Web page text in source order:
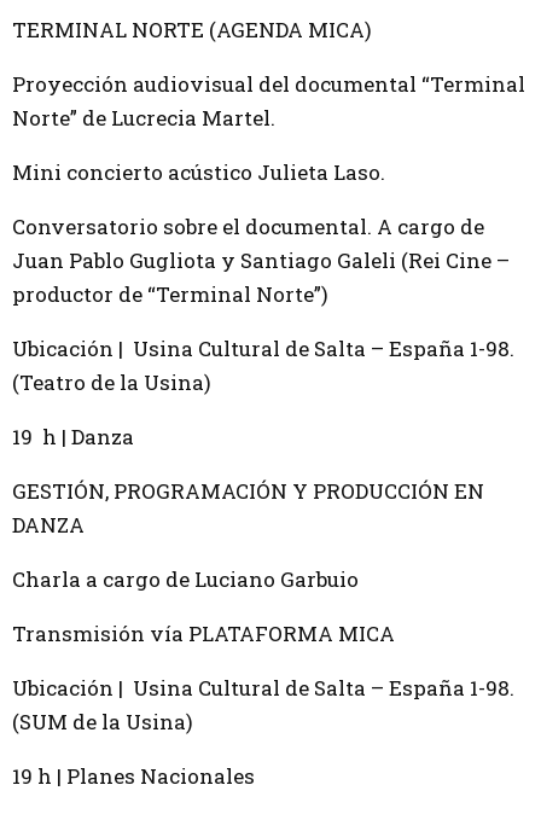
TERMINAL NORTE (AGENDA MICA)
Proyección audiovisual del documental “Terminal
Norte” de Lucrecia Martel.
Mini concierto acústico Julieta Laso.
Conversatorio sobre el documental. A cargo de
Juan Pablo Gugliota y Santiago Galeli (Rei Cine –
productor de “Terminal Norte”)
Ubicación | Usina Cultural de Salta – España 1-98.
(Teatro de la Usina)
19 h | Danza
GESTIÓN, PROGRAMACIÓN Y PRODUCCIÓN EN
DANZA
Charla a cargo de Luciano Garbuio
Transmisión vía PLATAFORMA MICA
Ubicación | Usina Cultural de Salta – España 1-98.
(SUM de la Usina)
19 h | Planes Nacionales